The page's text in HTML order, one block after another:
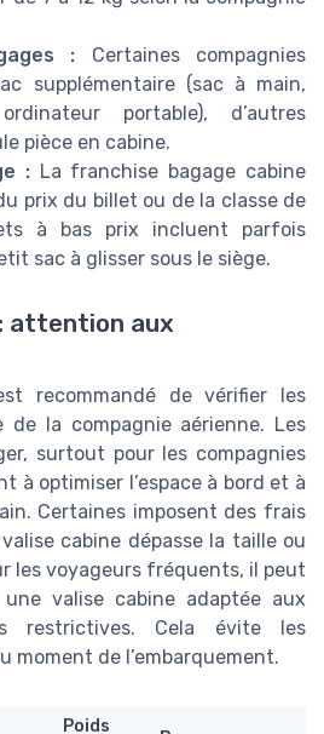
: Certaines compagnies
supplémentaire (sac à main,
portable), d’autres
pièce en cabine.
:La franchise bagage cabine
prix du billet ou de la classe de
à bas prix incluent parfois
sac à glisser sous le siège.
attention aux
recommandé de vérifier les
la compagnie aérienne. Les
surtout pour les compagnies
à optimiser l’espace à bord et à
Certaines imposent des frais
cabine dépasse la taille ou
les voyageurs fréquents, il peut
valise cabine adaptée aux
restrictives. Cela évite les
moment de l’embarquement.
Poids